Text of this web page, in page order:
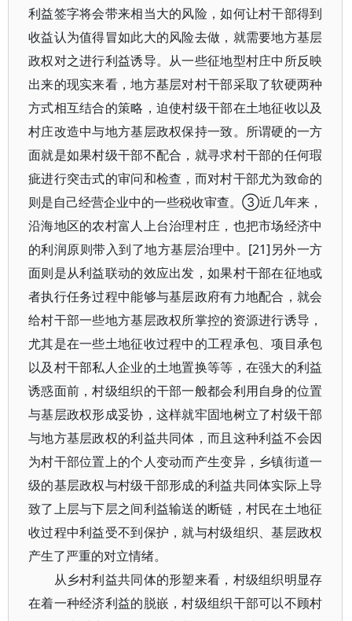
利益签字将会带来相当大的风险，如何让村干部得到
收益认为值得冒如此大的风险去做，就需要地方基层
政权对之进行利益诱导。从一些征地型村庄中所反映
出来的现实来看，地方基层对村干部采取了软硬两种
方式相互结合的策略，迫使村级干部在土地征收以及
村庄改造中与地方基层政权保持一致。所谓硬的一方
面就是如果村级干部不配合，就寻求村干部的任何瑕
疵进行突击式的审问和检查，而对村干部尤为致命的
则是自己经营企业中的一些税收审查。③近几年来，
沿海地区的农村富人上台治理村庄，也把市场经济中
的利润原则带入到了地方基层治理中。[21]另外一方
面则是从利益联动的效应出发，如果村干部在征地或
者执行任务过程中能够与基层政府有力地配合，就会
给村干部一些地方基层政权所掌控的资源进行诱导，
尤其是在一些土地征收过程中的工程承包、项目承包
以及村干部私人企业的土地置换等等，在强大的利益
诱惑面前，村级组织的干部一般都会利用自身的位置
与基层政权形成妥协，这样就牢固地树立了村级干部
与地方基层政权的利益共同体，而且这种利益不会因
为村干部位置上的个人变动而产生变异，乡镇街道一
级的基层政权与村级干部形成的利益共同体实际上导
致了上层与下层之间利益输送的断链，村民在土地征
收过程中利益受不到保护，就与村级组织、基层政权
产生了严重的对立情绪。
从乡村利益共同体的形塑来看，村级组织明显存
在着一种经济利益的脱嵌，村级组织干部可以不顾村